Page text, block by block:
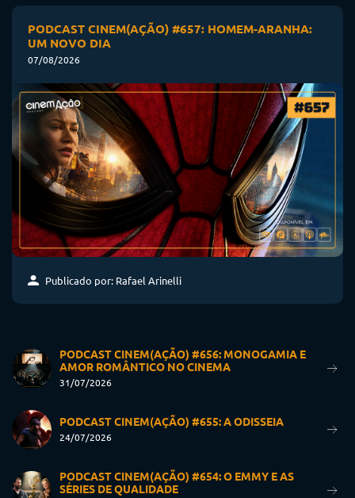
PODCAST CINEM(AÇÃO) #657: HOMEM-ARANHA:
UM NOVO DIA
07/08/2026
Publicado por: Rafael Arinelli
PODCAST CINEM(AÇÃO) #656: MONOGAMIA E
AMOR ROMÂNTICO NO CINEMA
31/07/2026
PODCAST CINEM(AÇÃO) #655: A ODISSEIA
24/07/2026
PODCAST CINEM(AÇÃO) #654: O EMMY E AS
SÉRIES DE QUALIDADE